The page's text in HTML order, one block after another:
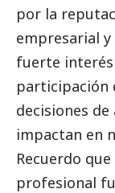
por la
empresarial
fuerte
participación
decisiones
impactan en
Recuerdo
profesional